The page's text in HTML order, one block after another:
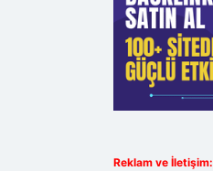
Reklam ve İletişim: